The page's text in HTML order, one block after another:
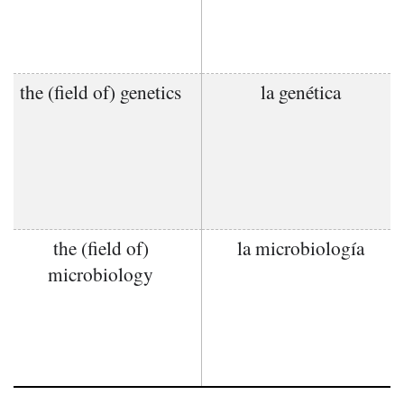
the (field of) genetics la genética
the (field of)
microbiology
la microbiología